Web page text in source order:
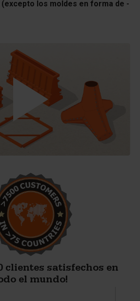
(excepto los moldes en forma de -
clientes satisfechos en
el mundo!